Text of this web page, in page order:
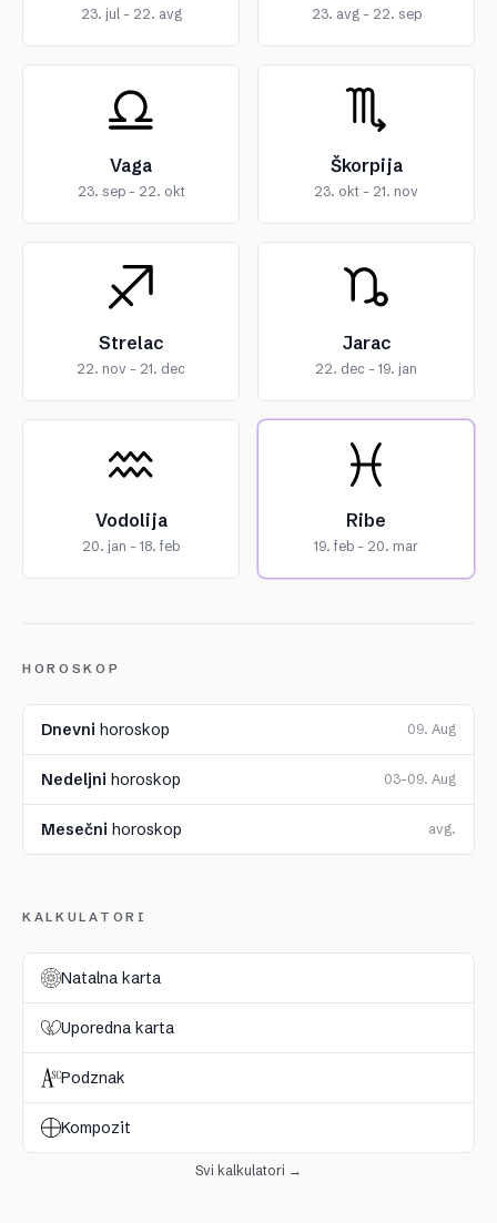
23. jul – 22. avg 23. avg – 22. sep
Vaga
23. sep – 22. okt
Škorpija
23. okt – 21. nov
Strelac
22. nov – 21. dec
Jarac
22. dec – 19. jan
Vodolija
20. jan – 18. feb
Ribe
19. feb – 20. mar
HOROSKOP
Dnevni horoskop 09. Aug
Nedeljni horoskop 03–09. Aug
Mesečni horoskop avg.
KALKULATORI
Natalna karta
Uporedna karta
Podznak
Kompozit
Svi kalkulatori →